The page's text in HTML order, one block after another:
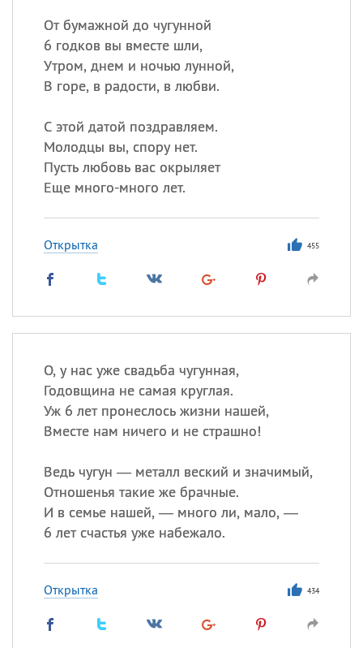
От бумажной до чугунной
6 годков вы вместе шли,
Утром, днем и ночью лунной,
В горе, в радости, в любви.
С этой датой поздравляем.
Молодцы вы, спору нет.
Пусть любовь вас окрыляет
Еще много-много лет.
Открытка 455
О, у нас уже свадьба чугунная,
Годовщина не самая круглая.
Уж 6 лет пронеслось жизни нашей,
Вместе нам ничего и не страшно!
Ведь чугун — металл веский и значимый,
Отношенья такие же брачные.
И в семье нашей, — много ли, мало, —
6 лет счастья уже набежало.
Открытка 434